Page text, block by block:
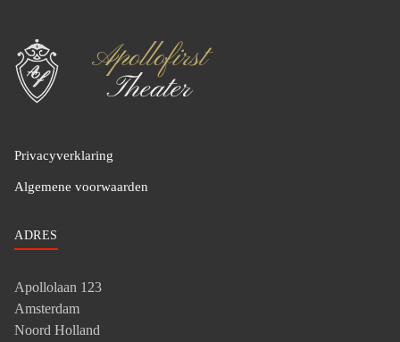
Privacyverklaring
Algemene voorwaarden
ADRES
Apollolaan 123
Amsterdam
Noord Holland